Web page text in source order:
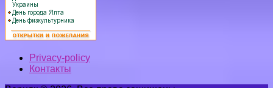
Privacy-policy
Контакты